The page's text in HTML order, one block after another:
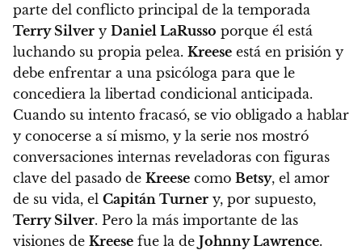
parte del conflicto principal de la temporada
Terry Silver y Daniel LaRusso porque él está
luchando su propia pelea. Kreese está en prisión y
debe enfrentar a una psicóloga para que le
concediera la libertad condicional anticipada.
Cuando su intento fracasó, se vio obligado a hablar
y conocerse a sí mismo, y la serie nos mostró
conversaciones internas reveladoras con figuras
clave del pasado de Kreese como Betsy, el amor
de su vida, el Capitán Turner y, por supuesto,
Terry Silver. Pero la más importante de las
visiones de Kreese fue la de Johnny Lawrence.